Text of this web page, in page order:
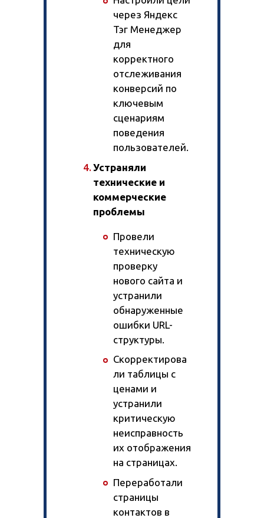
через Яндекс
Тэг Менеджер
для
корректного
отслеживания
конверсий по
ключевым
сценариям
поведения
пользователей.
Устраняли
технические и
коммерческие
проблемы
Провели
техническую
проверку
нового сайта и
устранили
обнаруженные
ошибки URL-
структуры.
Скорректирова
ли таблицы с
ценами и
устранили
критическую
неисправность
их отображения
на страницах.
Переработали
страницы
контактов в